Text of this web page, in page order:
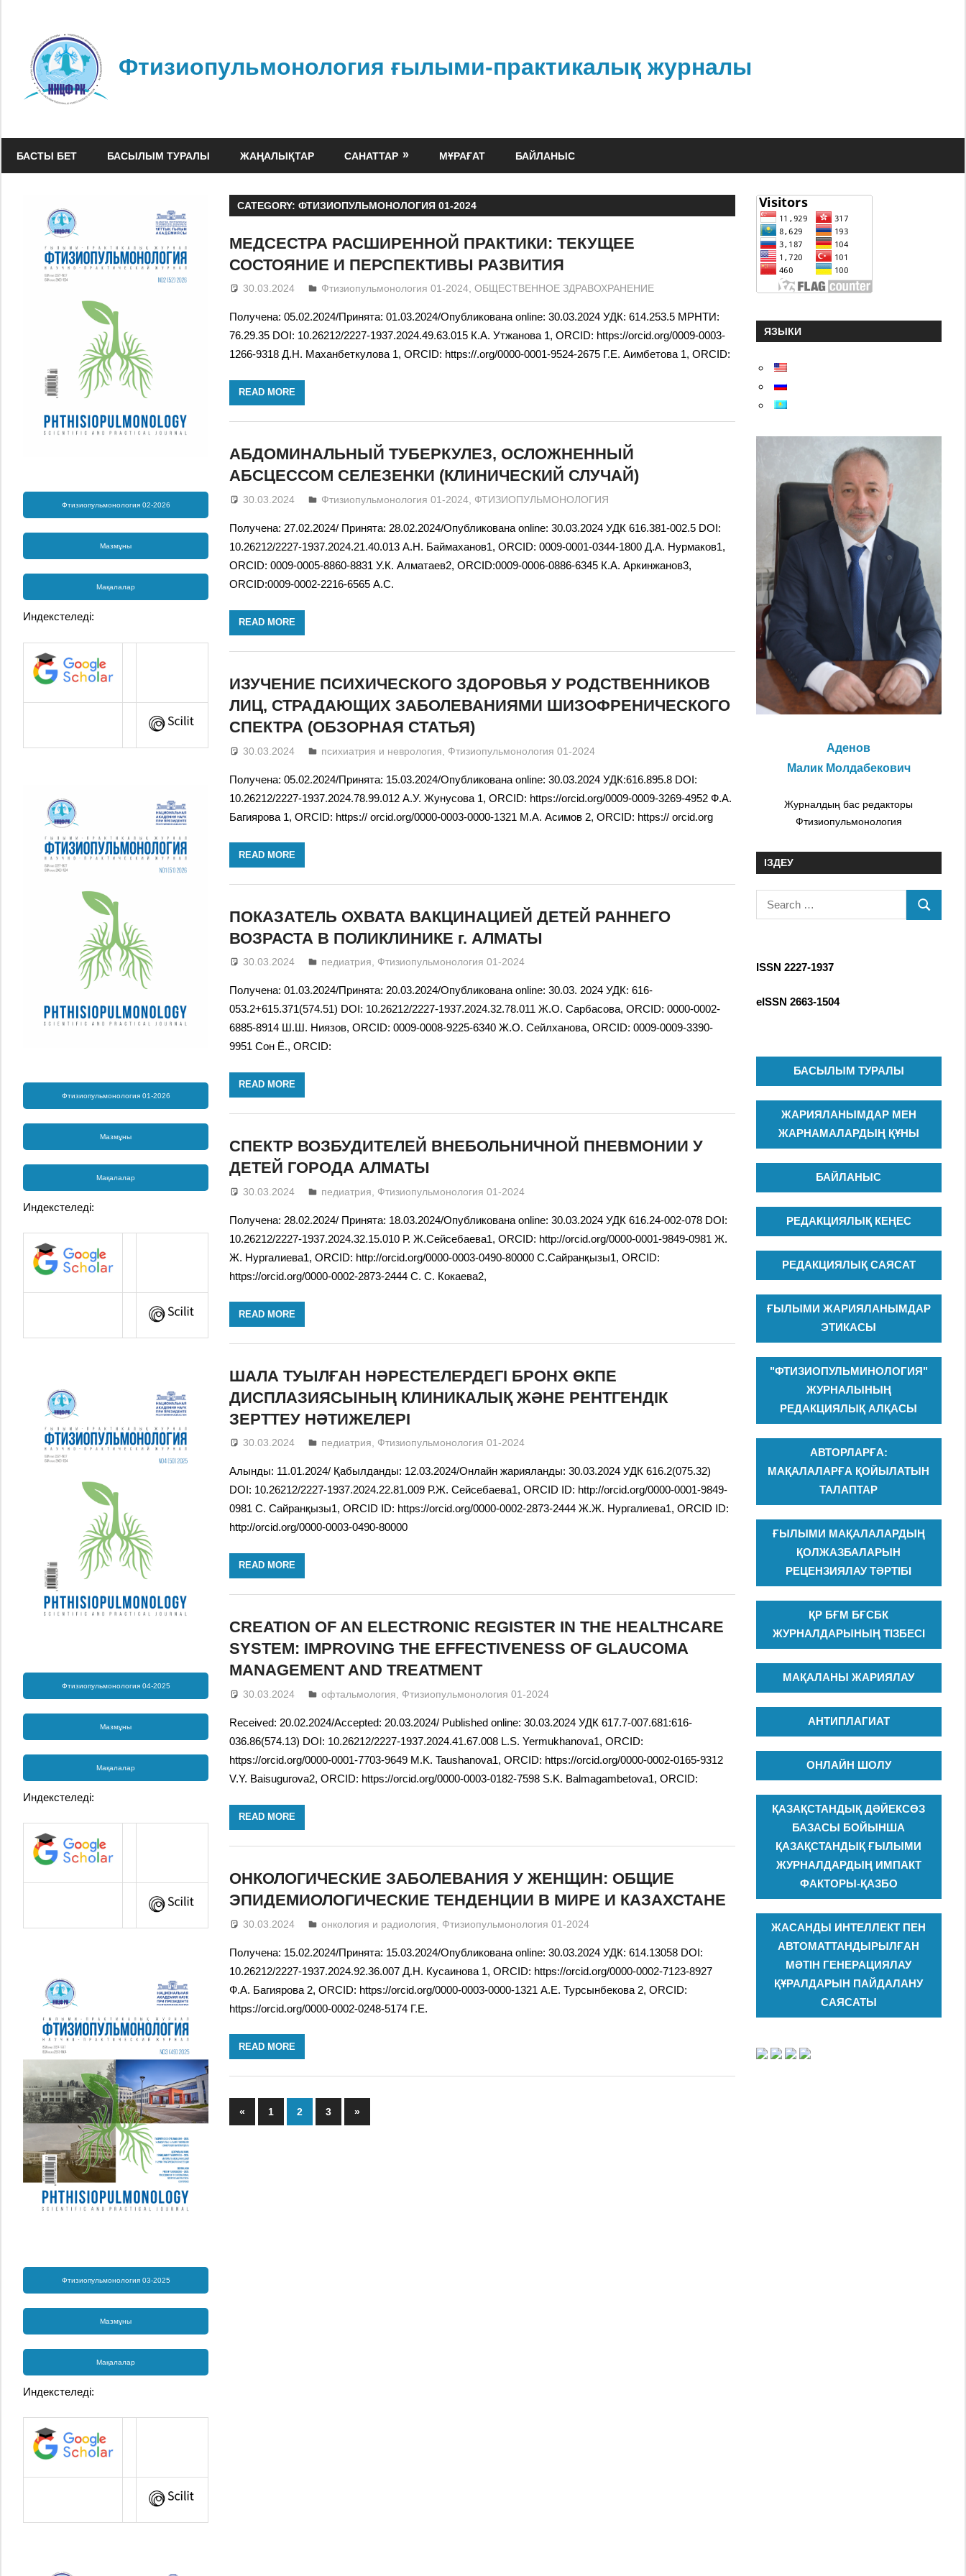
Фтизиопульмонология ғылыми-практикалық журналы
БАСТЫ БЕТ БАСЫЛЫМ ТУРАЛЫ ЖАҢАЛЫҚТАР САНАТТАР МҰРАҒАТ БАЙЛАНЫС
CATEGORY:ФТИЗИОПУЛЬМОНОЛОГИЯ 01-2024
МЕДСЕСТРА РАСШИРЕННОЙ ПРАКТИКИ: ТЕКУЩЕЕ
СОСТОЯНИЕ И ПЕРСПЕКТИВЫ РАЗВИТИЯ
30.03.2024 admin
Фтизиопульмонология 01-2024, ОБЩЕСТВЕННОЕ ЗДРАВОХРАНЕНИЕ
Получена: 05.02.2024/Принята: 01.03.2024/Опубликована online: 30.03.2024 УДК: 614.253.5 МРНТИ:
76.29.35 DOI: 10.26212/2227-1937.2024.49.63.015 К.А. Утжанова 1, ORCID: https://orcid.org/0009-0003-
1266-9318 Д.Н. Маханбеткулова 1, ORCID: https://.org/0000-0001-9524-2675 Г.Е. Аимбетова 1, ORCID:
READ MORE
АБДОМИНАЛЬНЫЙ ТУБЕРКУЛЕЗ, ОСЛОЖНЕННЫЙ
АБСЦЕССОМ СЕЛЕЗЕНКИ (КЛИНИЧЕСКИЙ СЛУЧАЙ)
30.03.2024 admin
Фтизиопульмонология 01-2024, ФТИЗИОПУЛЬМОНОЛОГИЯ
Получена: 27.02.2024/ Принята: 28.02.2024/Опубликована online: 30.03.2024 УДК 616.381-002.5 DOI:
10.26212/2227-1937.2024.21.40.013 А.Н. Баймаханов1, ORCID: 0009-0001-0344-1800 Д.А. Нурмаков1,
ORCID: 0009-0005-8860-8831 У.К. Алматаев2, ORCID:0009-0006-0886-6345 К.А. Аркинжанов3,
ORCID:0009-0002-2216-6565 А.С.
READ MORE
ИЗУЧЕНИЕ ПСИХИЧЕСКОГО ЗДОРОВЬЯ У РОДСТВЕННИКОВ
ЛИЦ, СТРАДАЮЩИХ ЗАБОЛЕВАНИЯМИ ШИЗОФРЕНИЧЕСКОГО
СПЕКТРА (ОБЗОРНАЯ СТАТЬЯ)
30.03.2024 admin
психиатрия и неврология Фтизиопульмонология 01-2024
Получена: 05.02.2024/Принята: 15.03.2024/Опубликована online: 30.03.2024 УДК:616.895.8 DOI:
10.26212/2227-1937.2024.78.99.012 А.У. Жунусова 1, ORCID: https://orcid.org/0009-0009-3269-4952 Ф.А.
Багиярова 1, ORCID: https:// orcid.org/0000-0003-0000-1321 М.А. Асимов 2, ORCID: https:// orcid.org
READ MORE
ПОКАЗАТЕЛЬ ОХВАТА ВАКЦИНАЦИЕЙ ДЕТЕЙ РАННЕГО
ВОЗРАСТА В ПОЛИКЛИНИКЕ г. АЛМАТЫ
30.03.2024 admin
педиатрия, Фтизиопульмонология 01-2024
Получена: 01.03.2024/Принята: 20.03.2024/Опубликована online: 30.03. 2024 УДК: 616-
053.2+615.371(574.51) DOI: 10.26212/2227-1937.2024.32.78.011 Ж.О. Сарбасова, ORCID: 0000-0002-
6885-8914 Ш.Ш. Ниязов, ORCID: 0009-0008-9225-6340 Ж.О. Сейлханова, ORCID: 0009-0009-3390-
9951 Сон Ё., ORCID:
READ MORE
СПЕКТР ВОЗБУДИТЕЛЕЙ ВНЕБОЛЬНИЧНОЙ ПНЕВМОНИИ У
ДЕТЕЙ ГОРОДА АЛМАТЫ
30.03.2024 admin
педиатрия Фтизиопульмонология 01-2024
Получена: 28.02.2024/ Принята: 18.03.2024/Опубликована online: 30.03.2024 УДК 616.24-002-078 DOI:
10.26212/2227-1937.2024.32.15.010 Р. Ж.Сейсебаева1, ORCID: http://orcid.org/0000-0001-9849-0981 Ж.
Ж. Нургалиева1, ORCID: http://orcid.org/0000-0003-0490-80000 С.Сайранқызы1, ORCID:
https://orcid.org/0000-0002-2873-2444 С. С. Кокаева2,
READ MORE
ШАЛА ТУЫЛҒАН НӘРЕСТЕЛЕРДЕГІ БРОНХ ӨКПЕ
ДИСПЛАЗИЯСЫНЫҢ КЛИНИКАЛЫҚ ЖӘНЕ РЕНТГЕНДІК
ЗЕРТТЕУ НӘТИЖЕЛЕРІ
30.03.2024 admin
педиатрия, Фтизиопульмонология 01-2024
Алынды: 11.01.2024/ Қабылданды: 12.03.2024/Онлайн жарияланды: 30.03.2024 УДК 616.2(075.32)
DOI: 10.26212/2227-1937.2024.22.81.009 Р.Ж. Сейсебаева1, ORCID ID: http://orcid.org/0000-0001-9849-
0981 С. Сайранқызы1, ORCID ID: https://orcid.org/0000-0002-2873-2444 Ж.Ж. Нургалиева1, ORCID ID:
http://orcid.org/0000-0003-0490-80000
READ MORE
CREATION OF AN ELECTRONIC REGISTER IN THE HEALTHCARE
SYSTEM: IMPROVING THE EFFECTIVENESS OF GLAUCOMA
MANAGEMENT AND TREATMENT
30.03.2024 admin
офтальмология Фтизиопульмонология 01-2024
Received: 20.02.2024/Accepted: 20.03.2024/ Published online: 30.03.2024 УДК 617.7-007.681:616-
036.86(574.13) DOI: 10.26212/2227-1937.2024.41.67.008 L.S. Yermukhanova1, ORCID:
https://orcid.org/0000-0001-7703-9649 M.K. Taushanova1, ORCID: https://orcid.org/0000-0002-0165-9312
V.Y. Baisugurova2, ORCID: https://orcid.org/0000-0003-0182-7598 S.K. Balmagambetova1, ORCID:
READ MORE
ОНКОЛОГИЧЕСКИЕ ЗАБОЛЕВАНИЯ У ЖЕНЩИН: ОБЩИЕ
ЭПИДЕМИОЛОГИЧЕСКИЕ ТЕНДЕНЦИИ В МИРЕ И КАЗАХСТАНЕ
30.03.2024 admin
онкология и радиология Фтизиопульмонология 01-2024
Получена: 15.02.2024/Принята: 15.03.2024/Опубликована online: 30.03.2024 УДК: 614.13058 DOI:
10.26212/2227-1937.2024.92.36.007 Д.Н. Кусаинова 1, ORCID: https://orcid.org/0000-0002-7123-8927
Ф.А. Багиярова 2, ORCID: https://orcid.org/0000-0003-0000-1321 А.Е. Турсынбекова 2, ORCID:
https://orcid.org/0000-0002-0248-5174 Г.Е.
READ MORE
Жазбалар
« Previous
Posts
1 2 3
Next
Posts
»
Фтизиопульмонология 02-2026
Мазмұны
Мақалалар
Индекстеледі:
Фтизиопульмонология 01-2026
Мазмұны
Мақалалар
Индекстеледі:
Фтизиопульмонология 04-2025
Мазмұны
Мақалалар
Индекстеледі:
Фтизиопульмонология 03-2025
Мазмұны
Мақалалар
Индекстеледі:
ЯЗЫКИ
Аденов
Малик Молдабекович
Журналдың бас редакторы
Фтизиопульмонология
ІЗДЕУ
e
c
ISSN 2227-1937
eISSN 2663-1504
БАСЫЛЫМ ТУРАЛЫ
ЖАРИЯЛАНЫМДАР МЕН
ЖАРНАМАЛАРДЫҢ ҚҰНЫ
БАЙЛАНЫС
РЕДАКЦИЯЛЫҚ КЕҢЕС
РЕДАКЦИЯЛЫҚ САЯСАТ
ҒЫЛЫМИ ЖАРИЯЛАНЫМДАР
ЭТИКАСЫ
"ФТИЗИОПУЛЬМИНОЛОГИЯ"
ЖУРНАЛЫНЫҢ
РЕДАКЦИЯЛЫҚ АЛҚАСЫ
АВТОРЛАРҒА:
МАҚАЛАЛАРҒА ҚОЙЫЛАТЫН
ТАЛАПТАР
ҒЫЛЫМИ МАҚАЛАЛАРДЫҢ
ҚОЛЖАЗБАЛАРЫН
РЕЦЕНЗИЯЛАУ ТӘРТІБІ
ҚР БҒМ БҒСБК
ЖУРНАЛДАРЫНЫҢ ТІЗБЕСІ
МАҚАЛАНЫ ЖАРИЯЛАУ
АНТИПЛАГИАТ
ОНЛАЙН ШОЛУ
ҚАЗАҚСТАНДЫҚ ДӘЙЕКСӨЗ
БАЗАСЫ БОЙЫНША
ҚАЗАҚСТАНДЫҚ ҒЫЛЫМИ
ЖУРНАЛДАРДЫҢ ИМПАКТ
ФАКТОРЫ-ҚАЗБО
ЖАСАНДЫ ИНТЕЛЛЕКТ ПЕН
АВТОМАТТАНДЫРЫЛҒАН
МӘТІН ГЕНЕРАЦИЯЛАУ
ҚҰРАЛДАРЫН ПАЙДАЛАНУ
САЯСАТЫ